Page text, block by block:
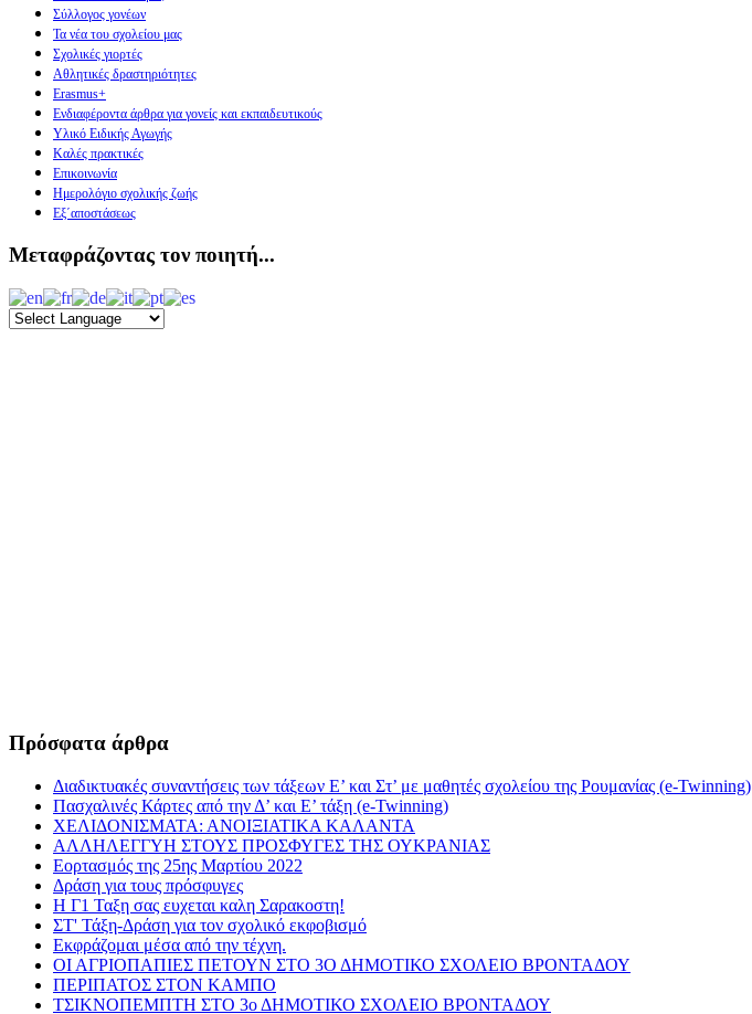
Σύλλογος γονέων
Τα νέα του σχολείου μας
Σχολικές γιορτές
Αθλητικές δραστηριότητες
Erasmus+
Ενδιαφέροντα άρθρα για γονείς και εκπαιδευτικούς
Υλικό Ειδικής Αγωγής
Καλές πρακτικές
Επικοινωνία
Ημερολόγιο σχολικής ζωής
Εξ΄αποστάσεως
Μεταφράζοντας τον ποιητή...
Πρόσφατα άρθρα
Διαδικτυακές συναντήσεις των τάξεων Ε’ και Στ’ με μαθητές σχολείου της Ρουμανίας (e-Twinning)
Πασχαλινές Κάρτες από την Δ’ και Ε’ τάξη (e-Twinning)
ΧΕΛΙΔΟΝΙΣΜΑΤΑ: ΑΝΟΙΞΙΑΤΙΚΑ ΚΑΛΑΝΤΑ
ΑΛΛΗΛΕΓΓΥΗ ΣΤΟΥΣ ΠΡΟΣΦΥΓΕΣ ΤΗΣ ΟΥΚΡΑΝΙΑΣ
Εορτασμός της 25ης Μαρτίου 2022
Δράση για τους πρόσφυγες
Η Γ1 Ταξη σας ευχεται καλη Σαρακοστη!
ΣΤ' Τάξη-Δράση για τον σχολικό εκφοβισμό
Εκφράζομαι μέσα από την τέχνη.
ΟΙ ΑΓΡΙΟΠΑΠΙΕΣ ΠΕΤΟΥΝ ΣΤΟ 3Ο ΔΗΜΟΤΙΚΟ ΣΧΟΛΕΙΟ ΒΡΟΝΤΑΔΟΥ
ΠΕΡΙΠΑΤΟΣ ΣΤΟΝ ΚΑΜΠΟ
ΤΣΙΚΝΟΠΕΜΠΤΗ ΣΤΟ 3ο ΔΗΜΟΤΙΚΟ ΣΧΟΛΕΙΟ ΒΡΟΝΤΑΔΟΥ